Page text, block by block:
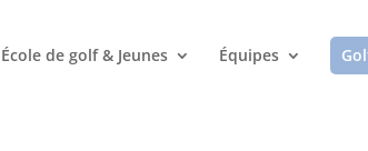
École de golf & Jeunes Équipes